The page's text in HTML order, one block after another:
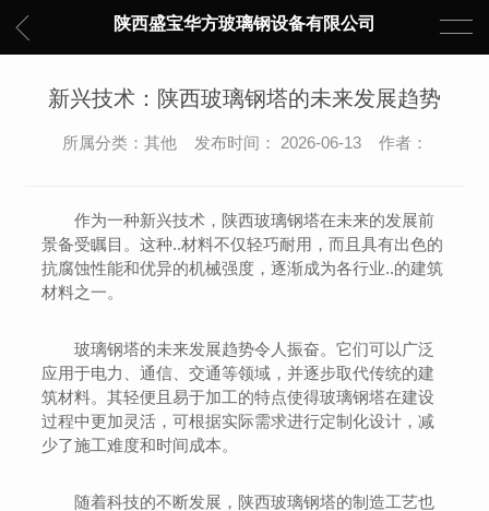
陕西盛宝华方玻璃钢设备有限公司
新兴技术：陕西玻璃钢塔的未来发展趋势
所属分类：其他 发布时间： 2026-06-13 作者：
作为一种新兴技术，陕西玻璃钢塔在未来的发展前
景备受瞩目。这种..材料不仅轻巧耐用，而且具有出色的
抗腐蚀性能和优异的机械强度，逐渐成为各行业..的建筑
材料之一。
玻璃钢塔的未来发展趋势令人振奋。它们可以广泛
应用于电力、通信、交通等领域，并逐步取代传统的建
筑材料。其轻便且易于加工的特点使得玻璃钢塔在建设
过程中更加灵活，可根据实际需求进行定制化设计，减
少了施工难度和时间成本。
随着科技的不断发展，陕西玻璃钢塔的制造工艺也